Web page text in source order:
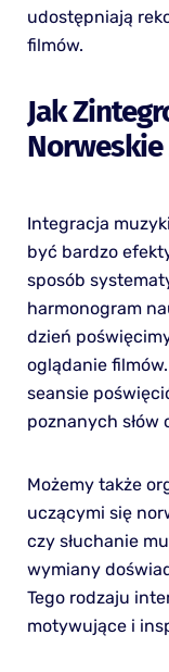
udostępniają
filmów.
Jak
Norweskie
Integracja
być bardzo
sposób
harmonogram
dzień
oglądanie
seansie
poznanych słów
Możemy także
uczącymi się
czy słuchanie
wymiany
Tego rodzaju
motywujące i